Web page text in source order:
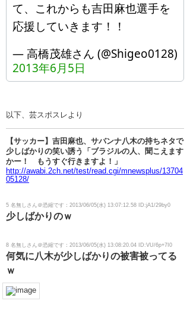
て、これからも吉田麻也選手を
応援していきます！！
— 高橋茂雄さん (@Shigeo0128)
2013年6月5日
以下、芸スポスレより
【サッカー】吉田麻也、サバンナ八木の持ちネタで
少しばかりの笑い誘う「ブラジルの人、聞こえます
かー！ もうすぐ行きますよ！」
http://awabi.2ch.net/test/read.cgi/mnewsplus/13704
05128/
5 名無しさん＠恐縮です：2013/06/05(水) 13:07:12.58 ID:jA1/29by0
少しばかりのｗ
8 名無しさん＠恐縮です：2013/06/05(水) 13:08:20.04 ID:VU/6p+7I0
何気に八木が少しばかりの被害被ってる
ｗ